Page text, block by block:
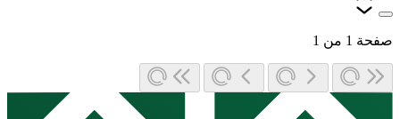
صفحة 1 من 1